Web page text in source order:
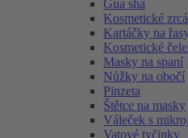
Gua sha
Kosmetické
Kartáčky na
Kosmetické
Masky na spaní
Nůžky na obočí
Pinzeta
Štětce na masky
Váleček s
Vatové tyčinky